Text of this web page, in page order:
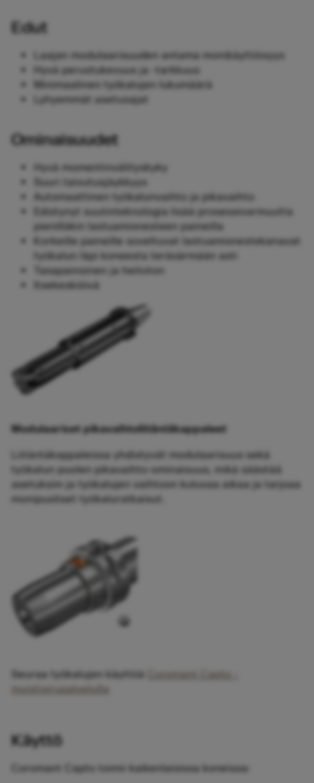
Edut
Laajan modulaarisuuden antama monikäyttöisyys
Hyvä perustukevuus ja -tarkkuus
Minimaalinen työkalujen lukumäärä
Lyhyemmät asetusajat
Ominaisuudet
Hyvä momentinvälityskyky
Suuri taivutusjäykkyys
Automaattinen työkalunvaihto ja pikavaihto
Edistynyt suutinteknologia lisää prosessivarmuutta
pienilläkin lastuamisnesteen paineilla
Korkeille paineille soveltuvat lastuamisnestekanavat
työkalun läpi koneesta teräsärmään asti
Tasapainoinen ja heitoton
Itsekeskiöivä
Modulaariset pikavaihtoliitäntäkappaleet
Liitäntäkappaleissa yhdistyvät modulaarisuus sekä
työkalun puolen pikavaihto-ominaisuus, mikä säästää
asetuksiin ja työkalujen vaihtoon kuluvaa aikaa ja tarjoaa
monipuoliset työkaluratkaisut.
Seuraa työkalujen käyttöä
Coromant Capto -
muistisirupalvelulla
Käyttö
Coromant Capto toimii kaikenlaisissa koneissa: